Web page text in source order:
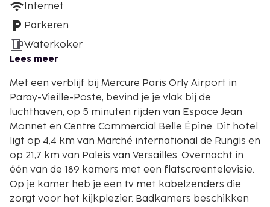
Internet
Parkeren
Waterkoker
Lees meer
Met een verblijf bij Mercure Paris Orly Airport in
Paray-Vieille-Poste, bevind je je vlak bij de
luchthaven, op 5 minuten rijden van Espace Jean
Monnet en Centre Commercial Belle Épine. Dit hotel
ligt op 4,4 km van Marché international de Rungis en
op 21,7 km van Paleis van Versailles. Overnacht in
één van de 189 kamers met een flatscreentelevisie.
Op je kamer heb je een tv met kabelzenders die
zorgt voor het kijkplezier. Badkamers beschikken